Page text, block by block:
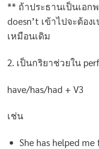
** ถ้าประธานเป็นเอก
doesn’t เข้าไปจะต้อง
เหมือนเดิม
2. เป็นกริยาช่วยใน
have/has/had + V3
เช่น
She has helped